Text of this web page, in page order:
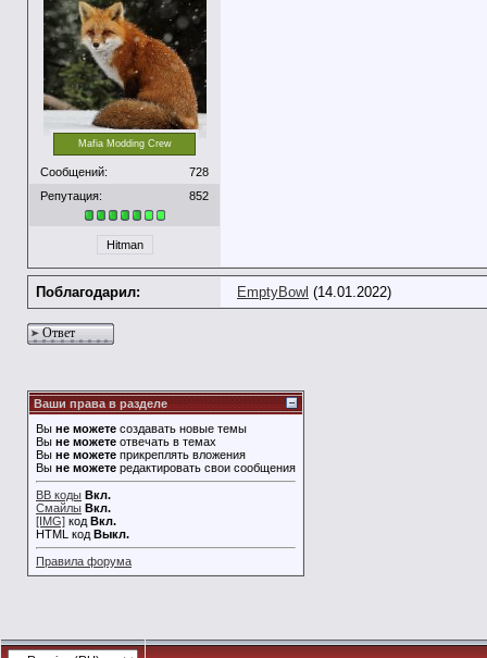
Mafia Modding Crew
Сообщений:
728
Репутация:
852
Hitman
Поблагодарил: EmptyBowl (14.01.2022)
Ответ
Ваши права в разделе
Вы не можете создавать новые темы
Вы не можете отвечать в темах
Вы не можете прикреплять вложения
Вы не можете редактировать свои сообщения
BB коды Вкл.
Смайлы Вкл.
[IMG] код Вкл.
HTML код Выкл.
Правила форума